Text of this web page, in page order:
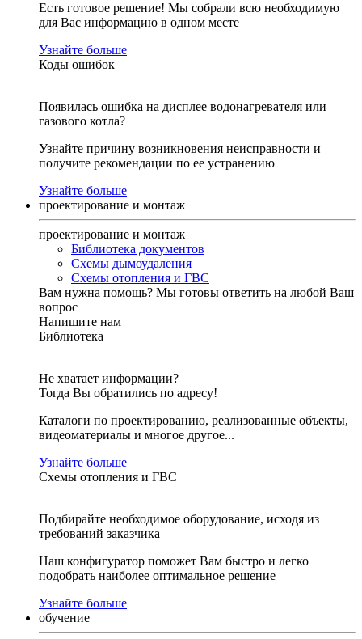
Есть готовое решение! Мы собрали всю необходимую
для Вас информацию в одном месте
Узнайте больше
Коды ошибок
Появилась ошибка на дисплее водонагревателя или
газового котла?
Узнайте причину возникновения неисправности и
получите рекомендации по ее устранению
Узнайте больше
проектирование и монтаж
проектирование и монтаж
Библиотека документов
Схемы дымоудаления
Схемы отопления и ГВС
Вам нужна помощь? Мы готовы ответить на любой Ваш
вопрос
Напишите нам
Библиотека
Не хватает информации?
Тогда Вы обратились по адресу!
Каталоги по проектированию, реализованные объекты,
видеоматериалы и многое другое...
Узнайте больше
Схемы отопления и ГВС
Подбирайте необходимое оборудование, исходя из
требований заказчика
Наш конфигуратор поможет Вам быстро и легко
подобрать наиболее оптимальное решение
Узнайте больше
обучение